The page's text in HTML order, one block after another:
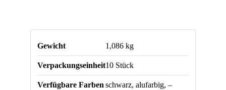
Gewicht 1,086 kg
Verpackungseinheit10 Stück
Verfügbare Farben schwarz, alufarbig, –